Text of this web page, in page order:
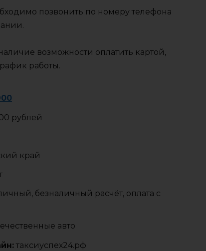
позвонить по номеру телефона
возможности оплатить картой,
работы.
рублей
край
безналичный расчёт, оплата с
авто
таксиуспех24.рф